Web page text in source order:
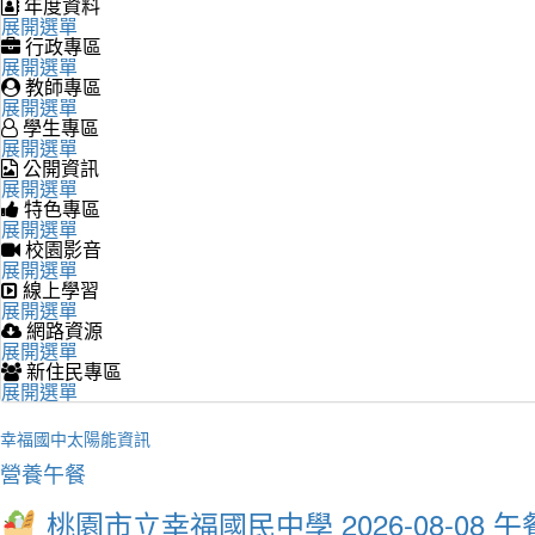
展開選單
行政專區
展開選單
教師專區
展開選單
學生專區
展開選單
公開資訊
展開選單
特色專區
展開選單
校園影音
展開選單
線上學習
展開選單
網路資源
展開選單
新住民專區
展開選單
幸福國中太陽能資訊
營養午餐
桃園市立幸福國民中學 2026-08-08 午